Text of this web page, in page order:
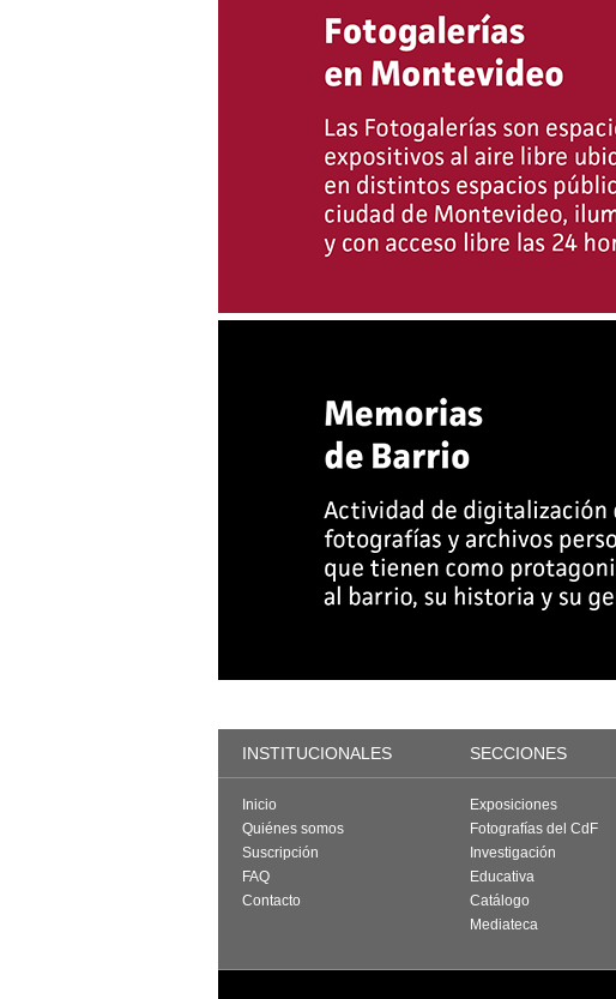
INSTITUCIONALES SECCIONES
Inicio
Quiénes somos
Suscripción
FAQ
Contacto
Exposiciones
Fotografías del CdF
Investigación
Educativa
Catálogo
Mediateca